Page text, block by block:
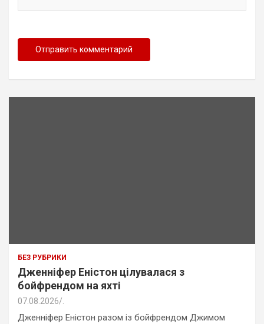
БЕЗ РУБРИКИ
Дженніфер Еністон цілувалася з
бойфрендом на яхті
07.08.2026 .
Дженніфер Еністон разом із бойфрендом Джимом